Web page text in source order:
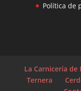
Política de
La Carnicería de
Ternera